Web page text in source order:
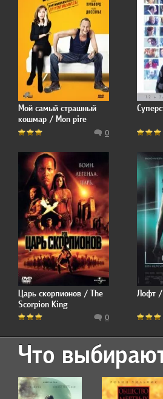
Мой самый страшный
кошмар / Mon pire
cauchemar
0
Царь скорпионов / The
Scorpion King
0
Лофт
Что